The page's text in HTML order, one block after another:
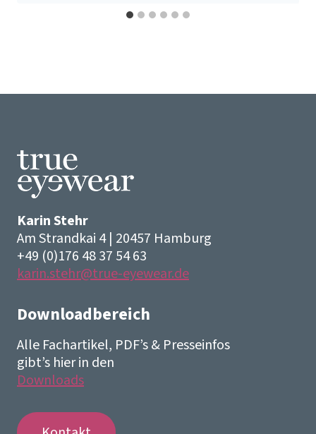
Karin Stehr
Am Strandkai 4 | 20457 Hamburg
+49 (0)176 48 37 54 63
karin.stehr@true-eyewear.de
Downloadbereich
Alle Fachartikel, PDF’s & Presseinfos
gibt’s hier in den
Downloads